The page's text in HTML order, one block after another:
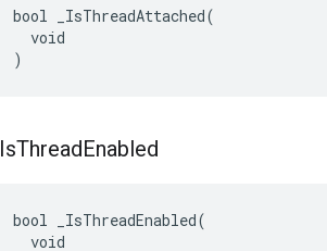
bool _IsThreadAttached(
  void
)
IsThreadEnabled
bool _IsThreadEnabled(
  void